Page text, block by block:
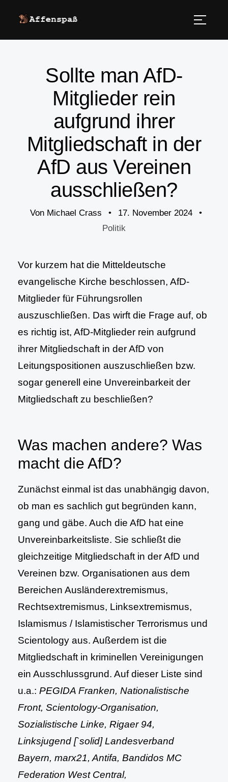
Sollte man AfD-
Mitglieder rein
aufgrund ihrer
Mitgliedschaft in der
AfD aus Vereinen
ausschließen?
Von Michael Crass • 17. November 2024
•
Politik
Vor kurzem hat die Mitteldeutsche
evangelische Kirche beschlossen, AfD-
Mitglieder für Führungsrollen
auszuschließen. Das wirft die Frage auf, ob
es richtig ist, AfD-Mitglieder rein aufgrund
ihrer Mitgliedschaft in der AfD von
Leitungspositionen auszuschließen bzw.
sogar generell eine Unvereinbarkeit der
Mitgliedschaft zu beschließen?
Was machen andere? Was
macht die AfD?
Zunächst einmal ist das unabhängig davon,
ob man es sachlich gut begründen kann,
gang und gäbe. Auch die AfD hat eine
Unvereinbarkeitsliste. Sie schließt die
gleichzeitige Mitgliedschaft in der AfD und
Vereinen bzw. Organisationen aus dem
Bereichen Ausländerextremismus,
Rechtsextremismus, Linksextremismus,
Islamismus / Islamistischer Terrorismus und
Scientology aus. Außerdem ist die
Mitgliedschaft in kriminellen Vereinigungen
ein Ausschlussgrund. Auf dieser Liste sind
u.a.: PEGIDA Franken, Nationalistische
Front, Scientology-Organisation,
Sozialistische Linke, Rigaer 94,
Linksjugend [`solid] Landesverband
Bayern, marx21, Antifa, Bandidos MC
Federation West Central,